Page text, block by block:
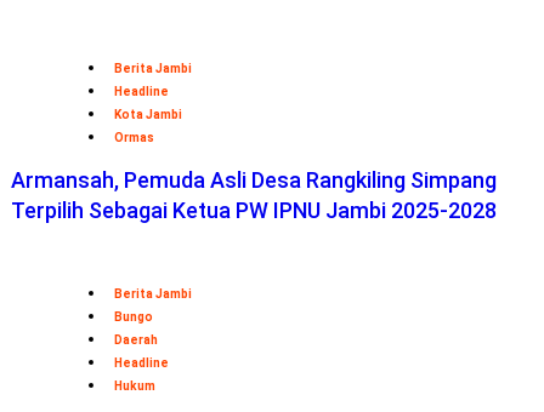
Berita Jambi
Headline
Kota Jambi
Ormas
Armansah, Pemuda Asli Desa Rangkiling Simpang
Terpilih Sebagai Ketua PW IPNU Jambi 2025-2028
Berita Jambi
Bungo
Daerah
Headline
Hukum